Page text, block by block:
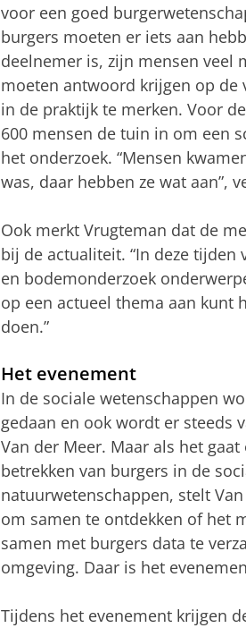
voor een goed
burgers moeten er iets aan
deelnemer is, zijn mensen veel
moeten antwoord krijgen op de
in de praktijk te merken. Voor
600 mensen de tuin in om een
het onderzoek. “Mensen
was, daar hebben ze wat aan”,
Ook merkt Vrugteman dat de
bij de actualiteit. “In deze
en bodemonderzoek
op een actueel thema aan kunt
doen.”
Het evenement
In de sociale wetenschappen
gedaan en ook wordt er steeds
Van der Meer. Maar als het
betrekken van burgers in de
natuurwetenschappen, stelt
om samen te ontdekken of het
samen met burgers data te
omgeving. Daar is het
Tijdens het evenement krijgen